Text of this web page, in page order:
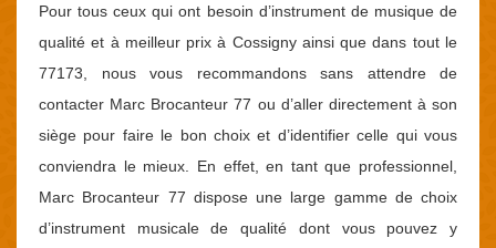
Pour tous ceux qui ont besoin d’instrument de musique de
qualité et à meilleur prix à Cossigny ainsi que dans tout le
77173, nous vous recommandons sans attendre de
contacter Marc Brocanteur 77 ou d’aller directement à son
siège pour faire le bon choix et d’identifier celle qui vous
conviendra le mieux. En effet, en tant que professionnel,
Marc Brocanteur 77 dispose une large gamme de choix
d’instrument musicale de qualité dont vous pouvez y